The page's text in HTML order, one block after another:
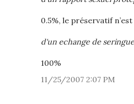
0.5%, le préservatif
d'un echange de seringue
100%
11/25/2007 2:07 PM